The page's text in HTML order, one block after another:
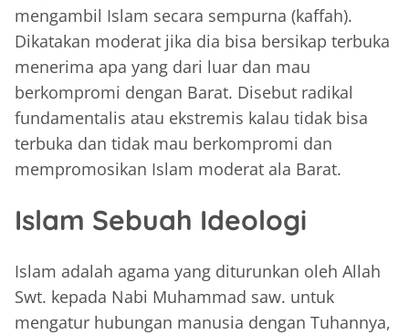
mengambil Islam secara sempurna (kaffah).
Dikatakan moderat jika dia bisa bersikap terbuka
menerima apa yang dari luar dan mau
berkompromi dengan Barat. Disebut radikal
fundamentalis atau ekstremis kalau tidak bisa
terbuka dan tidak mau berkompromi dan
mempromosikan Islam moderat ala Barat.
Islam Sebuah Ideologi
Islam adalah agama yang diturunkan oleh Allah
Swt. kepada Nabi Muhammad saw. untuk
mengatur hubungan manusia dengan Tuhannya,